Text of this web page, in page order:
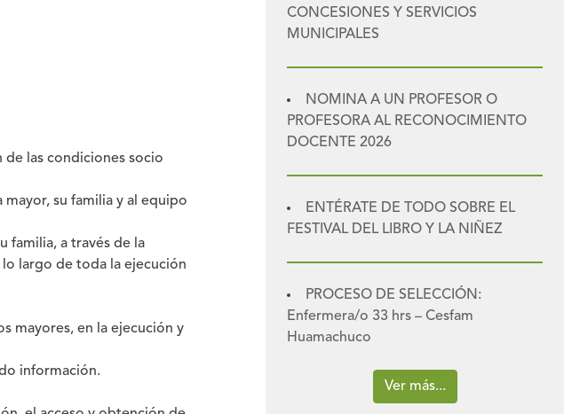
las condiciones socio
su familia y al equipo
familia, a través de la
largo de toda la ejecución
mayores, en la ejecución y
información.
CONCESIONES Y SERVICIOS
MUNICIPALES
NOMINA A UN PROFESOR O
PROFESORA AL RECONOCIMIENTO
DOCENTE 2026
ENTÉRATE DE TODO SOBRE EL
FESTIVAL DEL LIBRO Y LA NIÑEZ
PROCESO DE SELECCIÓN:
Enfermera/o 33 hrs – Cesfam
Huamachuco
Ver más...